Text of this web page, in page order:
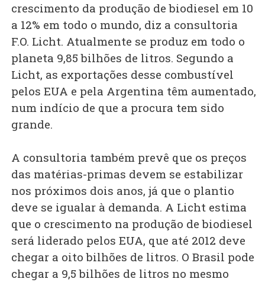
crescimento da produção de biodiesel em 10
a 12% em todo o mundo, diz a consultoria
F.O. Licht. Atualmente se produz em todo o
planeta 9,85 bilhões de litros. Segundo a
Licht, as exportações desse combustível
pelos EUA e pela Argentina têm aumentado,
num indício de que a procura tem sido
grande.
A consultoria também prevê que os preços
das matérias-primas devem se estabilizar
nos próximos dois anos, já que o plantio
deve se igualar à demanda. A Licht estima
que o crescimento na produção de biodiesel
será liderado pelos EUA, que até 2012 deve
chegar a oito bilhões de litros. O Brasil pode
chegar a 9,5 bilhões de litros no mesmo